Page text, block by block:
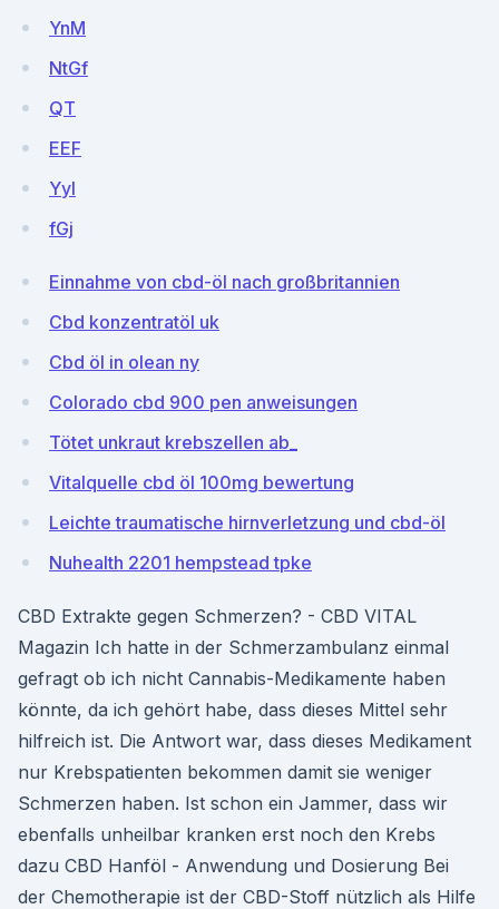
YnM
NtGf
QT
EEF
Yyl
fGj
Einnahme von cbd-öl nach großbritannien
Cbd konzentratöl uk
Cbd öl in olean ny
Colorado cbd 900 pen anweisungen
Tötet unkraut krebszellen ab_
Vitalquelle cbd öl 100mg bewertung
Leichte traumatische hirnverletzung und cbd-öl
Nuhealth 2201 hempstead tpke
CBD Extrakte gegen Schmerzen? - CBD VITAL
Magazin Ich hatte in der Schmerzambulanz einmal
gefragt ob ich nicht Cannabis-Medikamente haben
könnte, da ich gehört habe, dass dieses Mittel sehr
hilfreich ist. Die Antwort war, dass dieses Medikament
nur Krebspatienten bekommen damit sie weniger
Schmerzen haben. Ist schon ein Jammer, dass wir
ebenfalls unheilbar kranken erst noch den Krebs
dazu CBD Hanföl - Anwendung und Dosierung Bei
der Chemotherapie ist der CBD-Stoff nützlich als Hilfe